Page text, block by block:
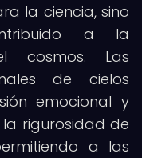
la ciencia, sino
a la
cosmos. Las
de cielos
emocional y
rigurosidad de
a las